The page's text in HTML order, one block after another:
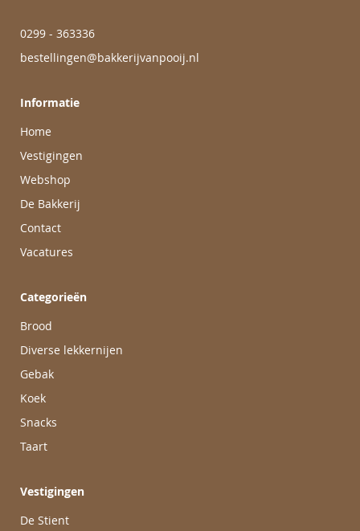
0299 - 363336
bestellingen@bakkerijvanpooij.nl
Informatie
Home
Vestigingen
Webshop
De Bakkerij
Contact
Vacatures
Categorieën
Brood
Diverse lekkernijen
Gebak
Koek
Snacks
Taart
Vestigingen
De Stient